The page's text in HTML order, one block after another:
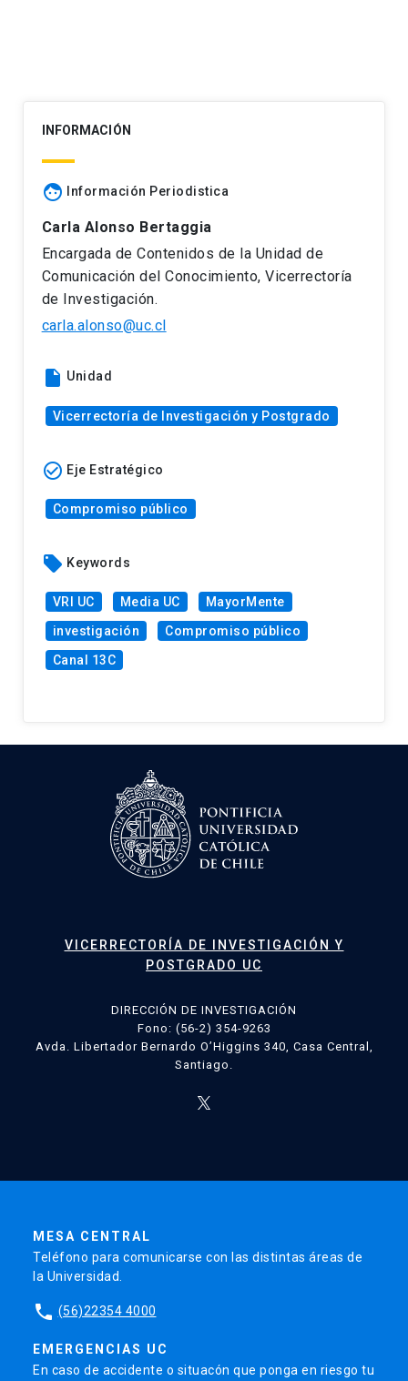
INFORMACIÓN
face Información Periodistica
Carla Alonso Bertaggia
Encargada de Contenidos de la Unidad de
Comunicación del Conocimiento, Vicerrectoría
de Investigación.
carla.alonso@uc.cl
insert_drive_file Unidad
Vicerrectoría de Investigación y Postgrado
check_circle_outline Eje Estratégico
Compromiso público
local_offer Keywords
VRI UC Media UC
MayorMente
investigación
Compromiso público
Canal 13C
VICERRECTORÍA DE INVESTIGACIÓN Y
POSTGRADO UC
DIRECCIÓN DE INVESTIGACIÓN
Fono: (56-2) 354-9263
Avda. Libertador Bernardo O’Higgins 340, Casa Central,
Santiago.
MESA CENTRAL
Teléfono para comunicarse con las distintas áreas de
la Universidad.
phone (56)22354 4000
EMERGENCIAS UC
En caso de accidente o situacón que ponga en riesgo tu